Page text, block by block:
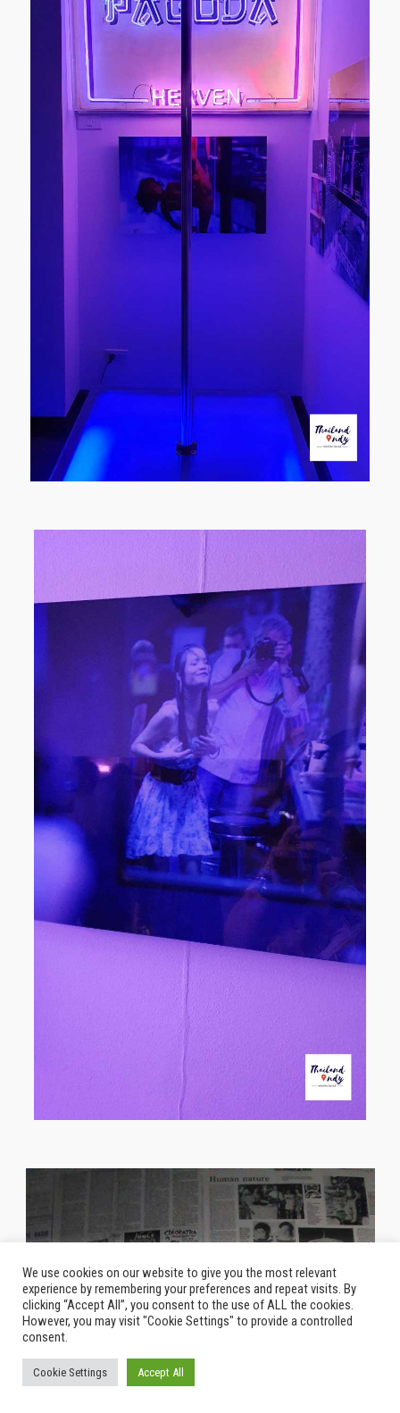
We use cookies on our website to give you the most relevant
experience by remembering your preferences and repeat visits. By
clicking “Accept All”, you consent to the use of ALL the cookies.
However, you may visit "Cookie Settings" to provide a controlled
consent.
Cookie Settings Accept All